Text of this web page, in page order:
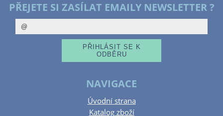
PŘEJETE SI ZASÍLAT EMAILY NEWSLETTER ?
NAVIGACE
Úvodní strana
Katalog zboží